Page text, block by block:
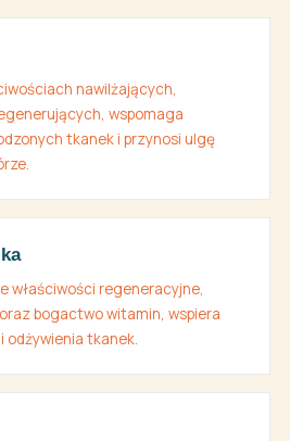
nawilżających,
wspomaga
tkanek i przynosi ulgę
właściwości regeneracyjne,
bogactwo witamin, wspiera
odżywienia tkanek.